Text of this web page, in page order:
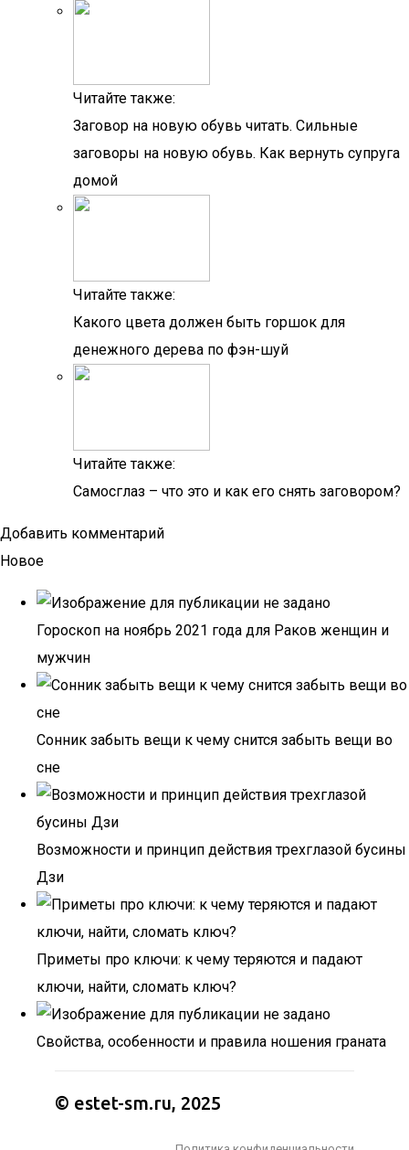
Читайте также:
Заговор на новую обувь читать. Сильные
заговоры на новую обувь. Как вернуть супруга
домой
Читайте также:
Какого цвета должен быть горшок для
денежного дерева по фэн-шуй
Читайте также:
Самосглаз – что это и как его снять заговором?
Добавить комментарий
Новое
Гороскоп на ноябрь 2021 года для Раков женщин и
мужчин
Сонник забыть вещи к чему снится забыть вещи во
сне
Возможности и принцип действия трехглазой бусины
Дзи
Приметы про ключи: к чему теряются и падают
ключи, найти, сломать ключ?
Свойства, особенности и правила ношения граната
© estet-sm.ru, 2025